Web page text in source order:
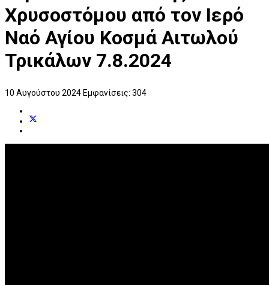
Χρυσοστόμου από τον Ιερό
Ναό Αγίου Κοσμά Αιτωλού
Τρικάλων 7.8.2024
10 Αυγούστου 2024 Εμφανίσεις: 304